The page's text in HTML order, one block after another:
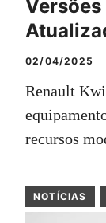
02/04/2025
Renault
recursos
NOTÍCIAS